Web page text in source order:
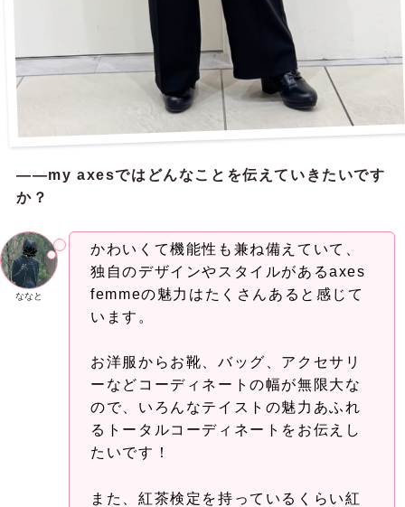
——my axesではどんなことを伝えていきたいです
か？
ななと
かわいくて機能性も兼ね備えていて、
独自のデザインやスタイルがあるaxes
femmeの魅力はたくさんあると感じて
います。
お洋服からお靴、バッグ、アクセサリ
ーなどコーディネートの幅が無限大な
ので、いろんなテイストの魅力あふれ
るトータルコーディネートをお伝えし
たいです！
また、紅茶検定を持っているくらい紅